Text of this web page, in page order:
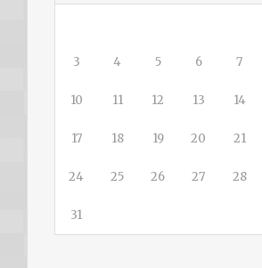
3 4 5 6 7
10 11 12 13 14
17 18 19 20 21
24 25 26 27 28
31